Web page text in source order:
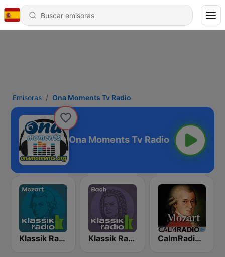
Emisoras Ona Moments Tv Radio
Ona Moments Tv Radio
Klassik Radio Mozart Klassik Radio Bach CalmRadio.com - Mozart